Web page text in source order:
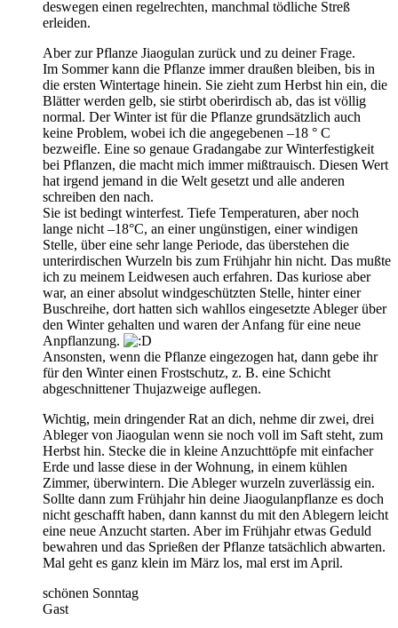
deswegen einen regelrechten, manchmal tödliche Streß
erleiden.
Aber zur Pflanze Jiaogulan zurück und zu deiner Frage.
Im Sommer kann die Pflanze immer draußen bleiben, bis in
die ersten Wintertage hinein. Sie zieht zum Herbst hin ein, die
Blätter werden gelb, sie stirbt oberirdisch ab, das ist völlig
normal. Der Winter ist für die Pflanze grundsätzlich auch
keine Problem, wobei ich die angegebenen –18 ° C
bezweifle. Eine so genaue Gradangabe zur Winterfestigkeit
bei Pflanzen, die macht mich immer mißtrauisch. Diesen Wert
hat irgend jemand in die Welt gesetzt und alle anderen
schreiben den nach.
Sie ist bedingt winterfest. Tiefe Temperaturen, aber noch
lange nicht –18°C, an einer ungünstigen, einer windigen
Stelle, über eine sehr lange Periode, das überstehen die
unterirdischen Wurzeln bis zum Frühjahr hin nicht. Das mußte
ich zu meinem Leidwesen auch erfahren. Das kuriose aber
war, an einer absolut windgeschützten Stelle, hinter einer
Buschreihe, dort hatten sich wahllos eingesetzte Ableger über
den Winter gehalten und waren der Anfang für eine neue
Anpflanzung.
Ansonsten, wenn die Pflanze eingezogen hat, dann gebe ihr
für den Winter einen Frostschutz, z. B. eine Schicht
abgeschnittener Thujazweige auflegen.
Wichtig, mein dringender Rat an dich, nehme dir zwei, drei
Ableger von Jiaogulan wenn sie noch voll im Saft steht, zum
Herbst hin. Stecke die in kleine Anzuchttöpfe mit einfacher
Erde und lasse diese in der Wohnung, in einem kühlen
Zimmer, überwintern. Die Ableger wurzeln zuverlässig ein.
Sollte dann zum Frühjahr hin deine Jiaogulanpflanze es doch
nicht geschafft haben, dann kannst du mit den Ablegern leicht
eine neue Anzucht starten. Aber im Frühjahr etwas Geduld
bewahren und das Sprießen der Pflanze tatsächlich abwarten.
Mal geht es ganz klein im März los, mal erst im April.
schönen Sonntag
Gast